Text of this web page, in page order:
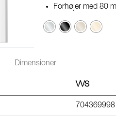
Forhøjer med 80
KromSort Champagne
Poleret
Dimensioner
VVS
704369998